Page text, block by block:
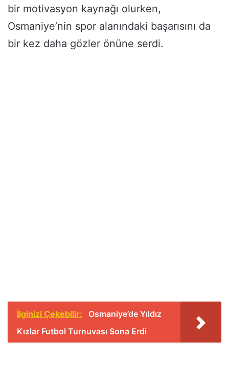
bir motivasyon kaynağı olurken,
Osmaniye’nin spor alanındaki başarısını da
bir kez daha gözler önüne serdi.
İlginizi Çekebilir:
Osmaniye’de Yıldız
Kızlar Futbol Turnuvası Sona Erdi